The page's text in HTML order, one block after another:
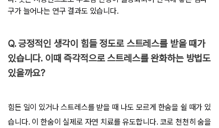
구가 늘어나는 연구 결과도 있습니다.
Q. 긍정적인 생각이 힘들 정도로 스트레스를 받을 때가
있습니다. 이때 즉각적으로 스트레스를 완화하는 방법도
있을까요?
힘든 일이 있거나 스트레스를 받을 때 나도 모르게 한숨을 쉴 때가 있
습니다. 이 한숨이 실제로 자연 치료를 유도합니다. 코로 천천히 숨을